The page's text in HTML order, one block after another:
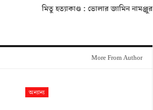
মিতু হত্যাকাণ্ড : ভোলার জামিন নামঞ্জুর
More From Author
অন্যান্য